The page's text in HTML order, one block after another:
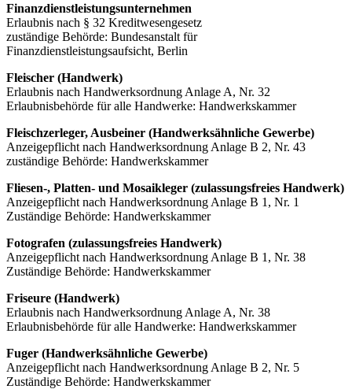
Finanzdienstleistungsunternehmen
Erlaubnis nach § 32 Kreditwesengesetz
zuständige Behörde: Bundesanstalt für
Finanzdienstleistungsaufsicht, Berlin
Fleischer (Handwerk)
Erlaubnis nach Handwerksordnung Anlage A, Nr. 32
Erlaubnisbehörde für alle Handwerke: Handwerkskammer
Fleischzerleger, Ausbeiner (Handwerksähnliche Gewerbe)
Anzeigepflicht nach Handwerksordnung Anlage B 2, Nr. 43
zuständige Behörde: Handwerkskammer
Fliesen-, Platten- und Mosaikleger (zulassungsfreies Handwerk)
Anzeigepflicht nach Handwerksordnung Anlage B 1, Nr. 1
Zuständige Behörde: Handwerkskammer
Fotografen (zulassungsfreies Handwerk)
Anzeigepflicht nach Handwerksordnung Anlage B 1, Nr. 38
Zuständige Behörde: Handwerkskammer
Friseure (Handwerk)
Erlaubnis nach Handwerksordnung Anlage A, Nr. 38
Erlaubnisbehörde für alle Handwerke: Handwerkskammer
Fuger (Handwerksähnliche Gewerbe)
Anzeigepflicht nach Handwerksordnung Anlage B 2, Nr. 5
Zuständige Behörde: Handwerkskammer